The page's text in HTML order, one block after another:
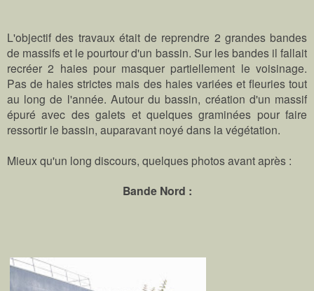
L'objectif des travaux était de reprendre 2 grandes bandes
de massifs et le pourtour d'un bassin. Sur les bandes il fallait
recréer 2 haies pour masquer partiellement le voisinage.
Pas de haies strictes mais des haies variées et fleuries tout
au long de l'année. Autour du bassin, création d'un massif
épuré avec des galets et quelques graminées pour faire
ressortir le bassin, auparavant noyé dans la végétation.
Mieux qu'un long discours, quelques photos avant après :
Bande Nord :